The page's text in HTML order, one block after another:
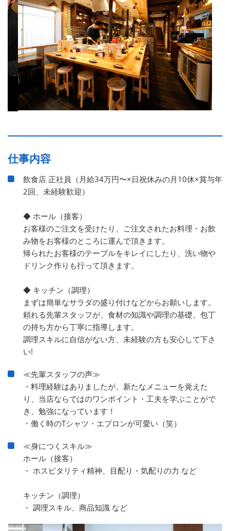
仕事内容
飲食店 正社員（月給34万円〜×日祝休みの月10休×賞与年
2回、未経験歓迎）
◆ ホール（接客）
お客様のご注文を受けたり、ご注文されたお料理・お飲
み物をお客様のところに運んで頂きます。
帰られたお客様のテーブルをキレイにしたり、洗い物や
ドリンク作りも行って頂きます。
◆ キッチン（調理）
まずは簡単なサラダの盛り付けなどからお願いします。
頼れる先輩スタッフが、食材の知識や調理の基礎、包丁
の持ち方から丁寧に指導します。
調理スキルに自信がない方、未経験の方も安心して下さ
い!
≪先輩スタッフの声≫
・料理経験はありましたが、新たなメニューを覚えた
り、当店ならではのワンポイント・工夫を学ぶことがで
き、勉強になっています！
・働く時のTシャツ・エプロンが可愛い（笑）
≪身につくスキル≫
ホール（接客）
・ ホスピタリティ精神、目配り・気配りの力 など
キッチン（調理）
・ 調理スキル、商品知識 など